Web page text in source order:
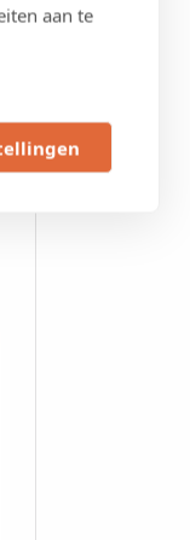
aan te